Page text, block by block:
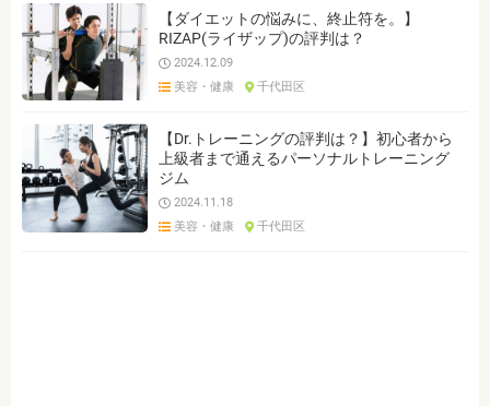
【ダイエットの悩みに、終止符を。】
RIZAP(ライザップ)の評判は？
2024.12.09
美容・健康
千代田区
【Dr.トレーニングの評判は？】初心者から
上級者まで通えるパーソナルトレーニング
ジム
2024.11.18
美容・健康
千代田区